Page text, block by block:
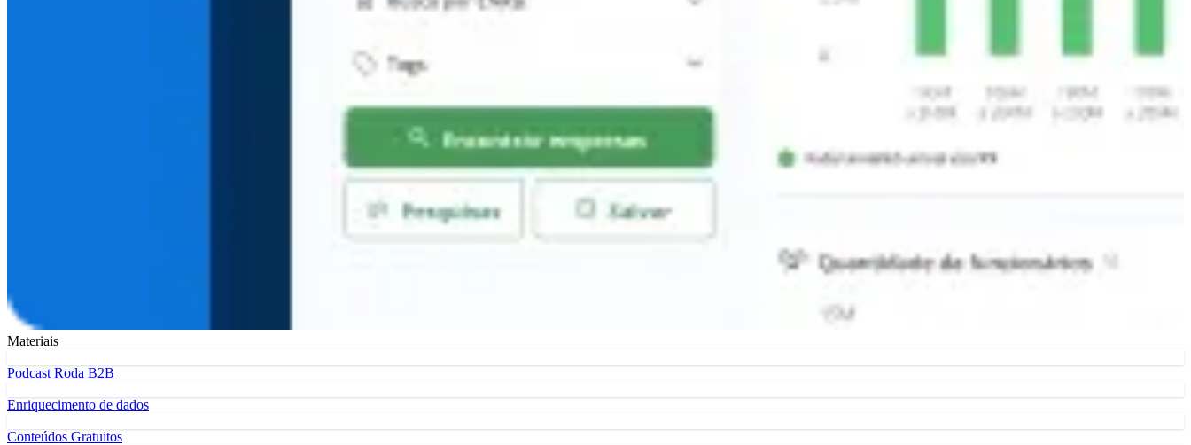
Materiais
Podcast Roda B2B
Enriquecimento de dados
Conteúdos Gratuitos